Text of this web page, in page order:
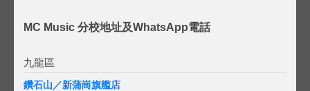
MC Music 分校地址及WhatsApp電話
九龍區
鑽石山／新蒲崗旗艦店